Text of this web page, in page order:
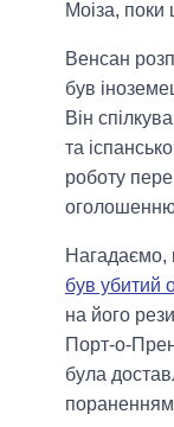
Моіза,
Венсан
був
Він
та
роботу
оголошенню
Нагадаємо,
був убитий
на його
Порт-о-
була